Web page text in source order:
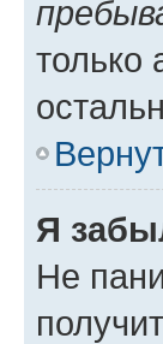
только
Я
Не